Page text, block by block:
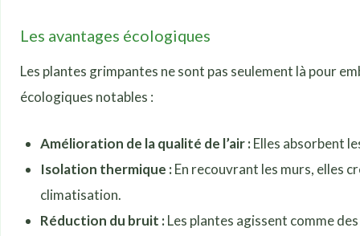
Les avantages écologiques
Les plantes grimpantes ne sont pas seulement là pour
écologiques notables :
Amélioration de la qualité de l’air :Elles absorbent
Isolation thermique :En recouvrant les murs, elles
climatisation.
Réduction du bruit :Les plantes agissent comme